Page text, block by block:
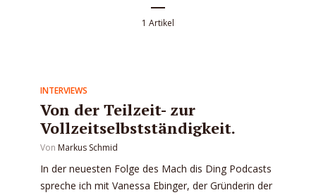
1 Artikel
INTERVIEWS
Von der Teilzeit- zur
Vollzeitselbstständigkeit.
Von Markus Schmid
In der neuesten Folge des Mach dis Ding Podcasts
spreche ich mit Vanessa Ebinger, der Gründerin der